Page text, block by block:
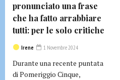
pronunciato una frase
che ha fatto arrabbiare
tutti: per le solo critiche
Irene 1 Novembre 2024
Durante una recente puntata
di Pomeriggio Cinque,